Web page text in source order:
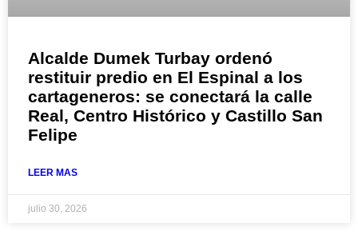
Alcalde Dumek Turbay ordenó
restituir predio en El Espinal a los
cartageneros: se conectará la calle
Real, Centro Histórico y Castillo San
Felipe
LEER MAS
julio 30, 2026